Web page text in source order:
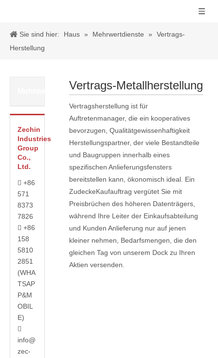
Sie sind hier: Haus » Mehrwertdienste »
Vertrags-
Herstellung
Mehrwertdienste
Zechin
Industries
Group
Co.,
Ltd.
 +86
571
8373
7826
 +86
158
5810
2851
(WHA
TSAP
P&M
OBIL
E)

info@
zec-
Vertrags-Metallherstellung
Vertragsherstellung ist für
Auftretenmanager, die ein kooperatives
bevorzugen, Qualitätgewissenhaftigkeit
Herstellungspartner, der viele Bestandteile
und Baugruppen innerhalb eines
spezifischen Anlieferungsfensters
bereitstellen kann, ökonomisch ideal. Ein
ZudeckeKaufauftrag vergütet Sie mit
Preisbrüchen des höheren Datenträgers,
während Ihre Leiter der Einkaufsabteilung
und Kunden Anlieferung nur auf jenen
kleiner nehmen, Bedarfsmengen, die den
gleichen Tag von unserem Dock zu Ihren
Aktien versenden.